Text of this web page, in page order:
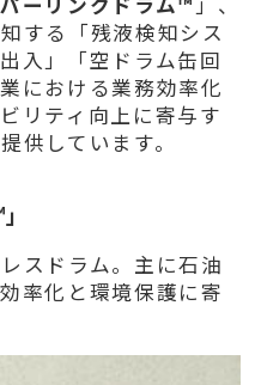
する「残液検知シス
入」「空ドラム缶回
における業務効率化
リティ向上に寄与す
供しています。
スドラム。主に石油
率化と環境保護に寄